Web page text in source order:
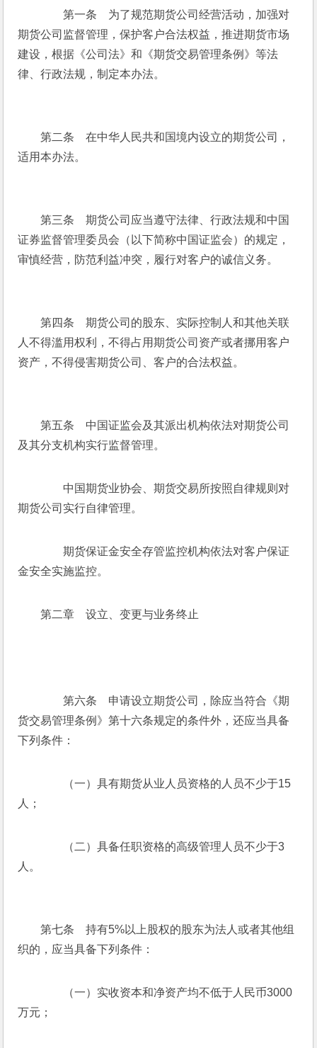
第一条　为了规范期货公司经营活动，加强对
期货公司监督管理，保护客户合法权益，推进期货市场
建设，根据《公司法》和《期货交易管理条例》等法
律、行政法规，制定本办法。
第二条　在中华人民共和国境内设立的期货公司，
适用本办法。
第三条　期货公司应当遵守法律、行政法规和中国
证券监督管理委员会（以下简称中国证监会）的规定，
审慎经营，防范利益冲突，履行对客户的诚信义务。
第四条　期货公司的股东、实际控制人和其他关联
人不得滥用权利，不得占用期货公司资产或者挪用客户
资产，不得侵害期货公司、客户的合法权益。
第五条　中国证监会及其派出机构依法对期货公司
及其分支机构实行监督管理。
中国期货业协会、期货交易所按照自律规则对
期货公司实行自律管理。
期货保证金安全存管监控机构依法对客户保证
金安全实施监控。
第二章　设立、变更与业务终止
第六条　申请设立期货公司，除应当符合《期
货交易管理条例》第十六条规定的条件外，还应当具备
下列条件：
（一）具有期货从业人员资格的人员不少于15
人；
（二）具备任职资格的高级管理人员不少于3
人。
第七条　持有5%以上股权的股东为法人或者其他组
织的，应当具备下列条件：
（一）实收资本和净资产均不低于人民币3000
万元；